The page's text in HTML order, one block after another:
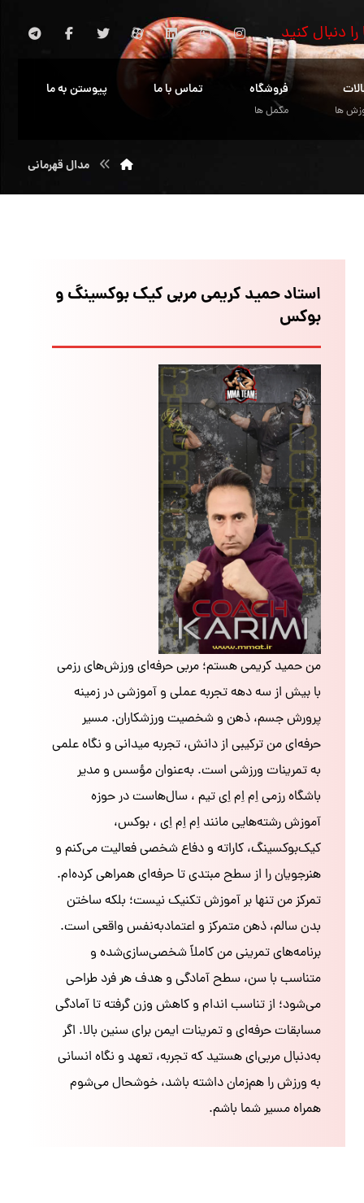
را دنبال کنید
ها
فروشگاه
مکمل ها
تماس با ما پیوستن به ما
مدال قهرمانی
استاد حمید کریمی مربی کیک بوکسینگ و
بوکس
من حمید کریمی هستم؛ مربی حرفه‌ای ورزش‌های رزمی
با بیش از سه دهه تجربه عملی و آموزشی در زمینه
پرورش جسم، ذهن و شخصیت ورزشکاران. مسیر
حرفه‌ای من ترکیبی از دانش، تجربه میدانی و نگاه علمی
به تمرینات ورزشی است. به‌عنوان مؤسس و مدیر
باشگاه رزمی اِم اِم اِی تیم ، سال‌هاست در حوزه
آموزش رشته‌هایی مانند اِم اِم اِی ، بوکس،
کیک‌بوکسینگ، کاراته و دفاع شخصی فعالیت می‌کنم و
هنرجویان را از سطح مبتدی تا حرفه‌ای همراهی کرده‌ام.
تمرکز من تنها بر آموزش تکنیک نیست؛ بلکه ساختن
بدن سالم، ذهن متمرکز و اعتمادبه‌نفس واقعی است.
برنامه‌های تمرینی من کاملاً شخصی‌سازی‌شده و
متناسب با سن، سطح آمادگی و هدف هر فرد طراحی
می‌شود؛ از تناسب اندام و کاهش وزن گرفته تا آمادگی
مسابقات حرفه‌ای و تمرینات ایمن برای سنین بالا. اگر
به‌دنبال مربی‌ای هستید که تجربه، تعهد و نگاه انسانی
به ورزش را هم‌زمان داشته باشد، خوشحال می‌شوم
همراه مسیر شما باشم.